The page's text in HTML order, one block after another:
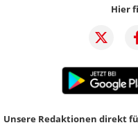
Hier
Unsere Redaktionen direkt